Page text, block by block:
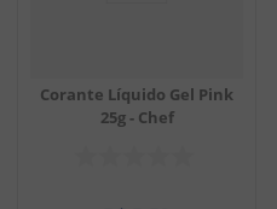
Corante Líquido Gel Pink
25g - Chef